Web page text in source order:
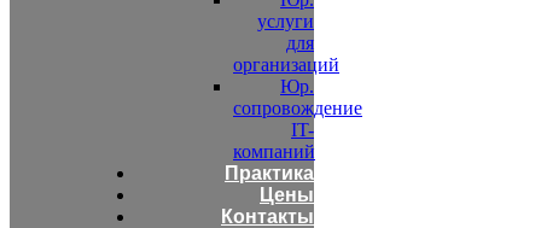
услуги
для
организаций
Юр.
сопровождение
IT-
компаний
Практика
Цены
Контакты